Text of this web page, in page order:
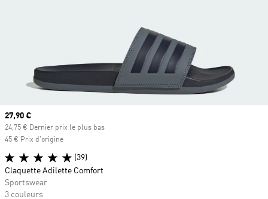
Prix actuel
27,90 €
24,75 € Dernier prix le plus bas
45 € Prix d'origine
(39)
Claquette Adilette Comfort
Sportswear
3 couleurs